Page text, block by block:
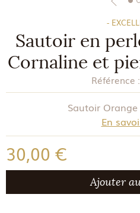
-
Sautoir en
Cornaline et
Référence :
Sautoir
En
30,00 €
Ajouter